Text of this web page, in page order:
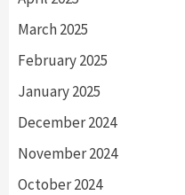
March 2025
February 2025
January 2025
December 2024
November 2024
October 2024